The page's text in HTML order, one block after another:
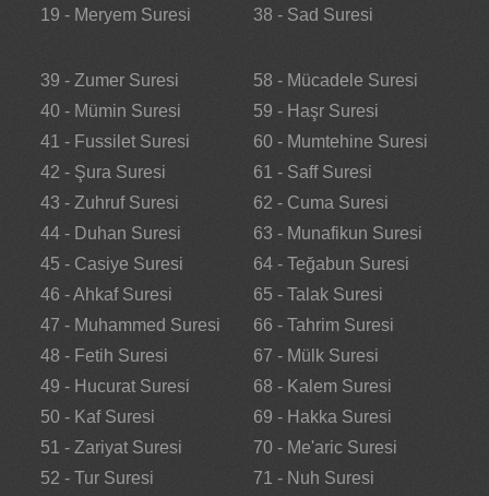
19 - Meryem Suresi
38 - Sad Suresi
39 - Zumer Suresi
40 - Mümin Suresi
41 - Fussilet Suresi
42 - Şura Suresi
43 - Zuhruf Suresi
44 - Duhan Suresi
45 - Casiye Suresi
46 - Ahkaf Suresi
47 - Muhammed Suresi
48 - Fetih Suresi
49 - Hucurat Suresi
50 - Kaf Suresi
51 - Zariyat Suresi
52 - Tur Suresi
58 - Mücadele Suresi
59 - Haşr Suresi
60 - Mumtehine Suresi
61 - Saff Suresi
62 - Cuma Suresi
63 - Munafikun Suresi
64 - Teğabun Suresi
65 - Talak Suresi
66 - Tahrim Suresi
67 - Mülk Suresi
68 - Kalem Suresi
69 - Hakka Suresi
70 - Me'aric Suresi
71 - Nuh Suresi